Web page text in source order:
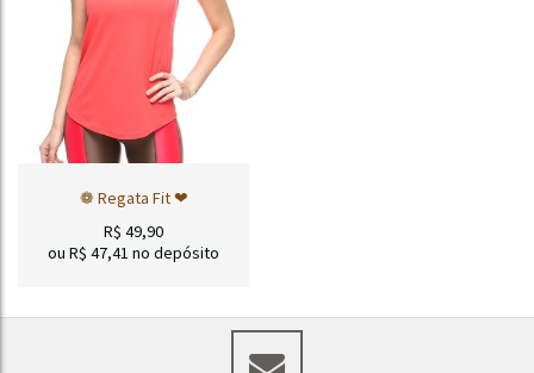
❁ Regata Fit ❤
R$ 49,90
ou R$ 47,41 no depósito